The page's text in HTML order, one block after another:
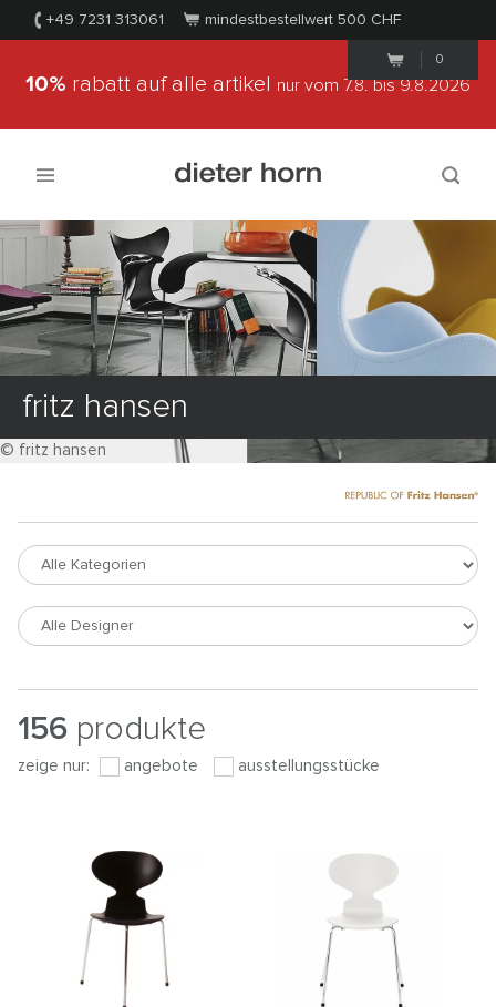
+49 7231 313061 mindestbestellwert 500 CHF
0
10% rabatt auf alle artikel nur vom 7.8.bis 9.8.2026
fritz hansen
© fritz hansen
156 produkte
zeige nur: angebote ausstellungsstücke